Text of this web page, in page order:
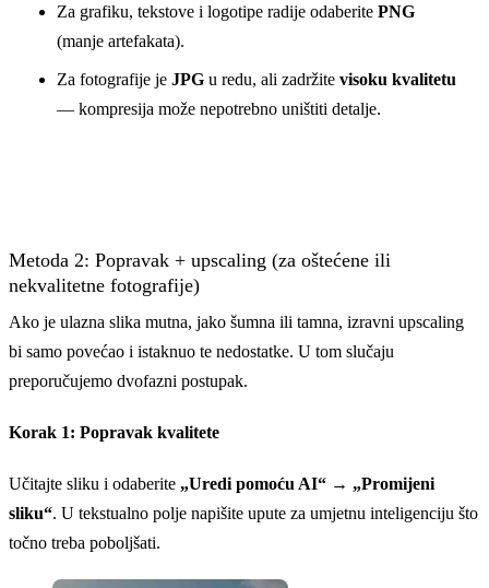
Za grafiku, tekstove i logotipe radije odaberite PNG
(manje artefakata).
Za fotografije je JPG u redu, ali zadržite visoku kvalitetu
— kompresija može nepotrebno uništiti detalje.
Metoda 2: Popravak + upscaling (za oštećene ili
nekvalitetne fotografije)
Ako je ulazna slika mutna, jako šumna ili tamna, izravni upscaling
bi samo povećao i istaknuo te nedostatke. U tom slučaju
preporučujemo dvofazni postupak.
Korak 1: Popravak kvalitete
Učitajte sliku i odaberite „Uredi pomoću AI“ → „Promijeni
sliku“. U tekstualno polje napišite upute za umjetnu inteligenciju što
točno treba poboljšati.